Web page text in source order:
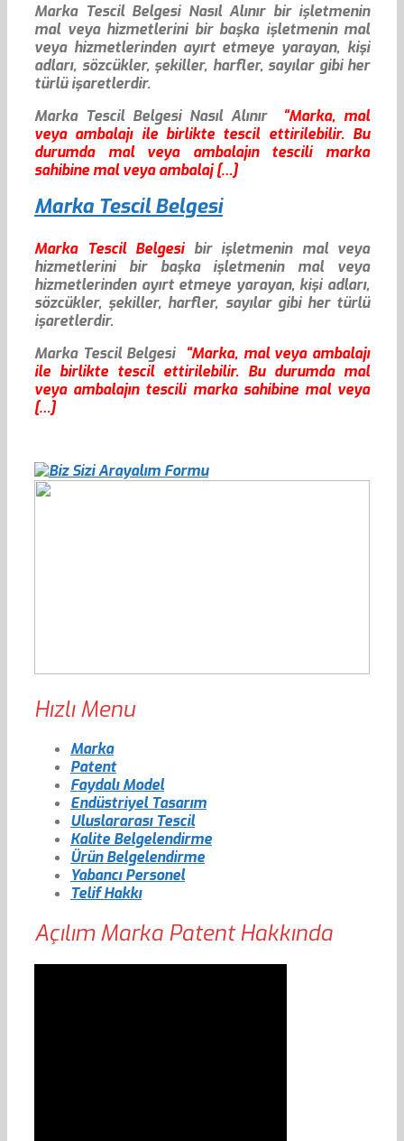
Marka Tescil Belgesi Nasıl Alınır bir işletmenin
mal veya hizmetlerini bir başka işletmenin mal
veya hizmetlerinden ayırt etmeye yarayan, kişi
adları, sözcükler, şekiller, harfler, sayılar gibi her
türlü işaretlerdir.
Marka Tescil Belgesi Nasıl Alınır “Marka, mal
veya ambalajı ile birlikte tescil ettirilebilir. Bu
durumda mal veya ambalajın tescili marka
sahibine mal veya ambalaj […]
Marka Tescil Belgesi
Marka Tescil Belgesibir işletmenin mal veya
hizmetlerini bir başka işletmenin mal veya
hizmetlerinden ayırt etmeye yarayan, kişi adları,
sözcükler, şekiller, harfler, sayılar gibi her türlü
işaretlerdir.
Marka Tescil Belgesi
“Marka, mal veya ambalajı
ile birlikte tescil ettirilebilir. Bu durumda mal
veya ambalajın tescili marka sahibine mal veya
[…]
Hızlı Menu
Marka
Patent
Faydalı Model
Endüstriyel Tasarım
Uluslararası Tescil
Kalite Belgelendirme
Ürün Belgelendirme
Yabancı Personel
Telif Hakkı
Açılım Marka Patent Hakkında